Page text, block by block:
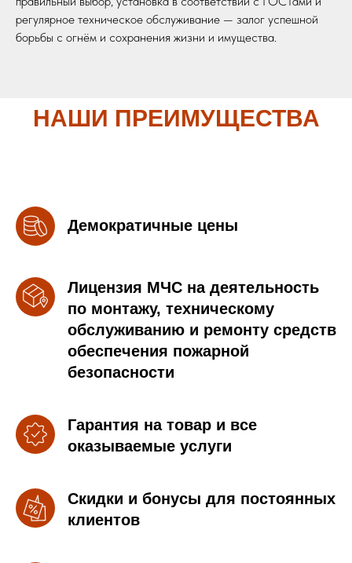
регулярное техническое обслуживание — залог успешной
борьбы с огнём и сохранения жизни и имущества.
НАШИ ПРЕИМУЩЕСТВА
Демократичные цены
Лицензия МЧС на деятельность
по монтажу, техническому
обслуживанию и ремонту средств
обеспечения пожарной
безопасности
Гарантия на товар и все
оказываемые услуги
Скидки и бонусы для постоянных
клиентов